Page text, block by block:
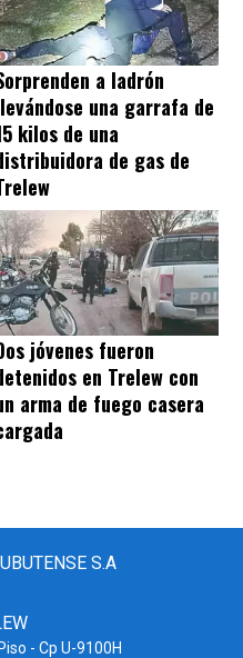
a ladrón
una garrafa de
kilos de una
de gas de
jóvenes fueron
en Trelew con
arma de fuego casera
S.A
- Cp U-9100H